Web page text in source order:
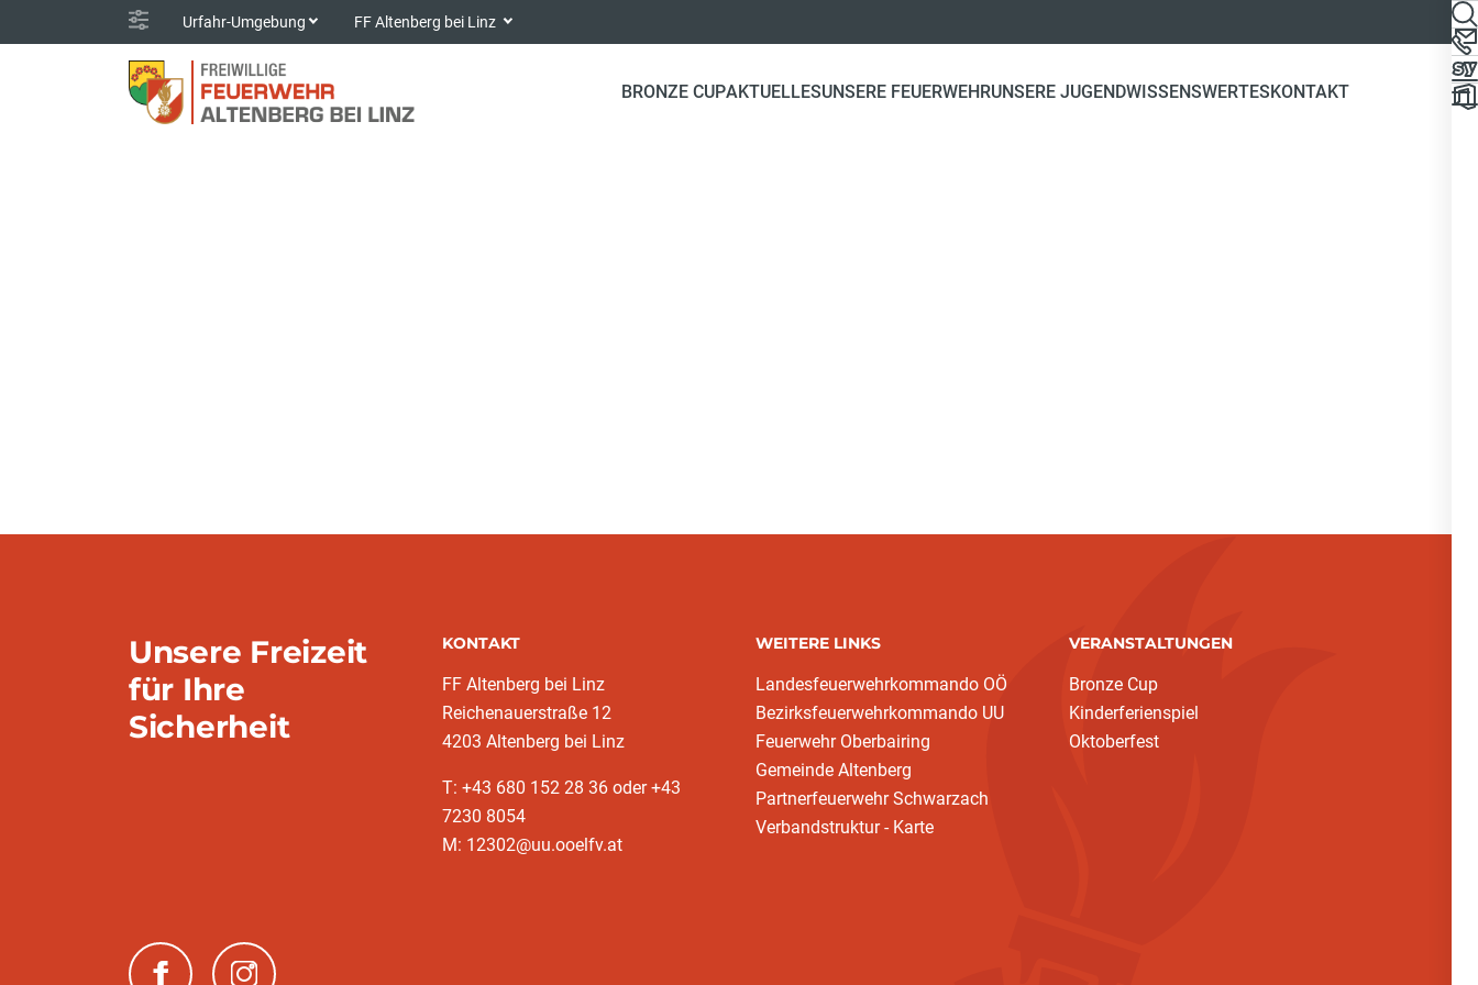
Urfahr-Umgebung FF Altenberg bei Linz
BRONZE CUPAKTUELLESUNSERE FEUERWEHRUNSERE JUGENDWISSENSWERTESKONTAKT
Unsere Freizeit
für Ihre
Sicherheit
KONTAKT
FF Altenberg bei Linz
Reichenauerstraße 12
4203 Altenberg bei Linz
T: +43 680 152 28 36 oder +43
7230 8054
M: 12302@uu.ooelfv.at
WEITERE LINKS
Landesfeuerwehrkommando OÖ
Bezirksfeuerwehrkommando UU
Feuerwehr Oberbairing
Gemeinde Altenberg
Partnerfeuerwehr Schwarzach
Verbandstruktur - Karte
VERANSTALTUNGEN
Bronze Cup
Kinderferienspiel
Oktoberfest